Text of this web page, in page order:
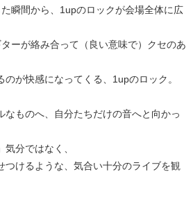
瞬間から、1upのロックが会場全体に広
ーが絡み合って（良い意味で）クセのあ
が快感になってくる、1upのロック。
なものへ、自分たちだけの音へと向かっ
分ではなく、
つけるような、気合い十分のライブを観